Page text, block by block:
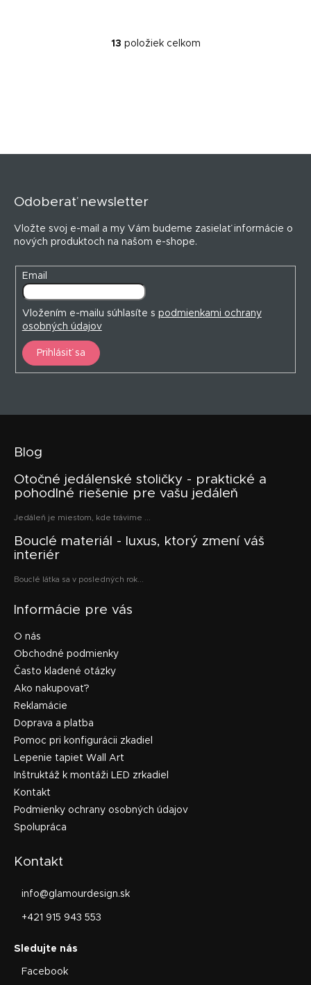
O
e
v
ý
13 položiek celkom
Odoberať newsletter
Vložte svoj e-mail a my Vám budeme zasielať informácie o
nových produktoch na našom e-shope.
Email
Vložením e-mailu súhlasíte s podmienkami ochrany
osobných údajov
Prihlásiť sa
Blog
Otočné jedálenské stoličky - praktické a
pohodlné riešenie pre vašu jedáleň
Jedáleň je miestom, kde trávime ...
Bouclé materiál - luxus, ktorý zmení váš
interiér
Bouclé látka sa v posledných rok...
Informácie pre vás
O nás
Obchodné podmienky
Často kladené otázky
Ako nakupovať?
Reklamácie
Doprava a platba
Pomoc pri konfigurácii zkadiel
Lepenie tapiet Wall Art
Inštruktáž k montáži LED zrkadiel
Kontakt
Podmienky ochrany osobných údajov
Spolupráca
Kontakt
info@glamourdesign.sk
+421 915 943 553
Facebook